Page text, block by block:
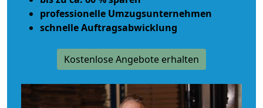
professionelle Umzugsunternehmen
schnelle Auftragsabwicklung
Kostenlose Angebote erhalten